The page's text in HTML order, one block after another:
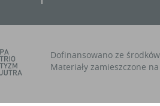
Dofinansowano ze
Materiały zamieszczone